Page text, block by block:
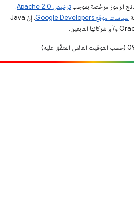
الرموز مرخّصة بموجبترخيص Apache 2.0‏
.
سياسات موقع Google Developers‏
. إنّ Java